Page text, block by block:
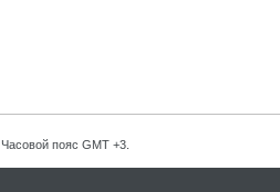
. Часовой пояс GMT +3.